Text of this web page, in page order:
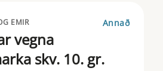
EMIR Annað
vegna
skv. 10. gr.